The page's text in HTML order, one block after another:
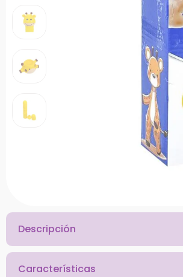
Descripción
Características